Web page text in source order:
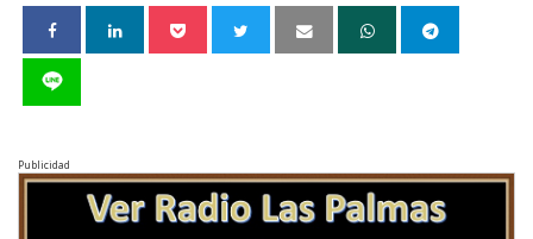
Publicidad